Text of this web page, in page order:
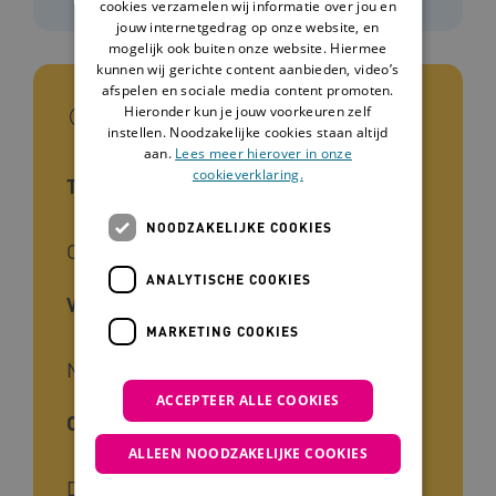
In het kort
Type tool
Checklist
Voor wie
Naasten, Zorgverleners
Cliëntgroep
Doofblindheid, Ouderen,
cookies verzamelen wij informatie over jou en
jouw internetgedrag op onze website, en
mogelijk ook buiten onze website. Hiermee
kunnen wij gerichte content aanbieden, video’s
afspelen en sociale media content promoten.
Hieronder kun je jouw voorkeuren zelf
instellen. Noodzakelijke cookies staan altijd
aan. Lees meer hierover in onze
cookieverklaring.
NOODZAKELIJKE COOKIES
ANALYTISCHE COOKIES
MARKETING COOKIES
ACCEPTEER ALLE COOKIES
ALLEEN NOODZAKELIJKE COOKIES